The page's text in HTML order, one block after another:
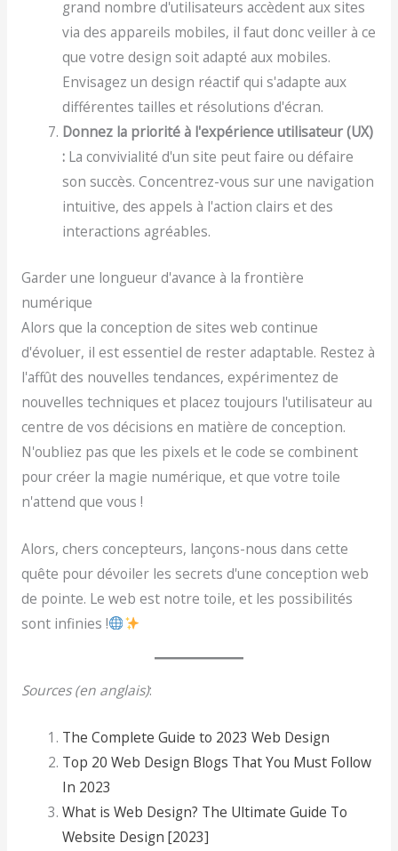
grand nombre d'utilisateurs accèdent aux sites
via des appareils mobiles, il faut donc veiller à ce
que votre design soit adapté aux mobiles.
Envisagez un design réactif qui s'adapte aux
différentes tailles et résolutions d'écran.
Donnez la priorité à l'expérience utilisateur (UX)
: La convivialité d'un site peut faire ou défaire
son succès. Concentrez-vous sur une navigation
intuitive, des appels à l'action clairs et des
interactions agréables.
Garder une longueur d'avance à la frontière
numérique
Alors que la conception de sites web continue
d'évoluer, il est essentiel de rester adaptable. Restez à
l'affût des nouvelles tendances, expérimentez de
nouvelles techniques et placez toujours l'utilisateur au
centre de vos décisions en matière de conception.
N'oubliez pas que les pixels et le code se combinent
pour créer la magie numérique, et que votre toile
n'attend que vous !
Alors, chers concepteurs, lançons-nous dans cette
quête pour dévoiler les secrets d'une conception web
de pointe. Le web est notre toile, et les possibilités
sont infinies !
Sources (en anglais):
The Complete Guide to 2023 Web Design
Top 20 Web Design Blogs That You Must Follow
In 2023
What is Web Design? The Ultimate Guide To
Website Design [2023]